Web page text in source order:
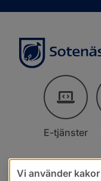
E-tjänster
Vi använder kakor